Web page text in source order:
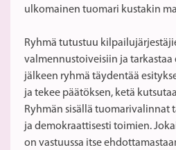
ulkomainen tuomari kustakin
Ryhmä tutustuu
valmennustoiveisiin ja tarkastaa
jälkeen ryhmä täydentää
ja tekee päätöksen, ketä
Ryhmän sisällä tuomarivalinnat
ja demokraattisesti toimien.
on vastuussa itse